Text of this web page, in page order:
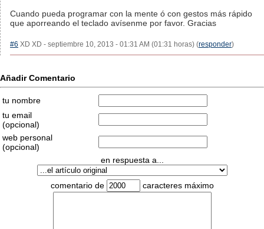
Cuando pueda programar con la mente ó con gestos más rápido
que aporreando el teclado avísenme por favor. Gracias
#6 XD XD - septiembre 10, 2013 - 01:31 AM (01:31 horas) (responder)
Añadir Comentario
tu nombre
tu email
(opcional)
web personal
(opcional)
en respuesta a...
comentario de caracteres máximo